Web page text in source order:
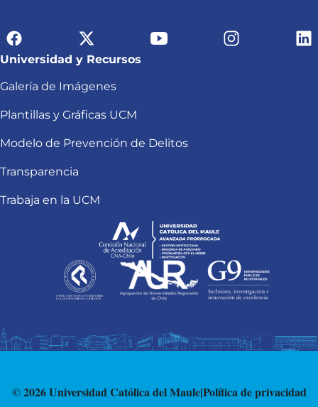
Universidad y Recursos
Galería de Imágenes
Plantillas y Gráficas UCM
Modelo de Prevención de Delitos
Transparencia
Trabaja en la UCM
© 2026 Universidad Católica del Maule|Política de privacidad